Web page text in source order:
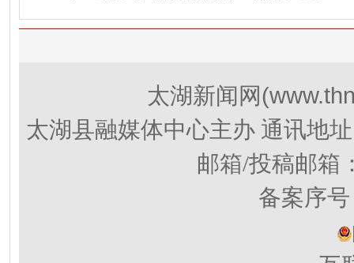
太湖新闻网
太湖县融媒体中心主办 通讯地
邮箱/投稿邮箱
备案序